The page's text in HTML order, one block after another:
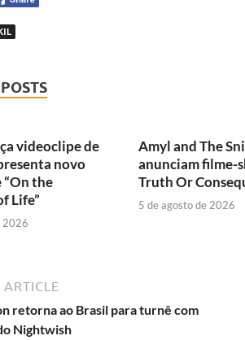
videoclipe de
novo
the
Life”
2026
Amyl and The
anunciam filme-
Truth Or
5 de agosto de 2026
retorna ao Brasil para turnê com
Nightwish